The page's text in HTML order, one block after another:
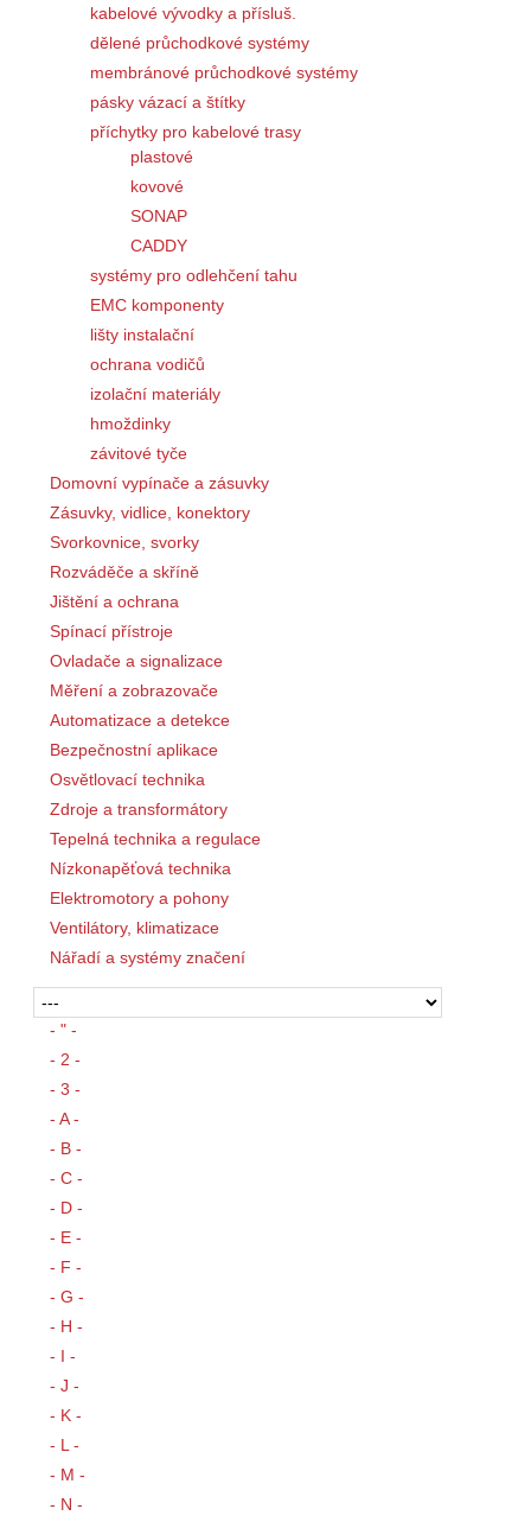
kabelové vývodky a přísluš.
dělené průchodkové systémy
membránové průchodkové systémy
pásky vázací a štítky
příchytky pro kabelové trasy
plastové
kovové
SONAP
CADDY
systémy pro odlehčení tahu
EMC komponenty
lišty instalační
ochrana vodičů
izolační materiály
hmoždinky
závitové tyče
Domovní vypínače a zásuvky
Zásuvky, vidlice, konektory
Svorkovnice, svorky
Rozváděče a skříně
Jištění a ochrana
Spínací přístroje
Ovladače a signalizace
Měření a zobrazovače
Automatizace a detekce
Bezpečnostní aplikace
Osvětlovací technika
Zdroje a transformátory
Tepelná technika a regulace
Nízkonapěťová technika
Elektromotory a pohony
Ventilátory, klimatizace
Nářadí a systémy značení
- " -
- 2 -
- 3 -
- A -
- B -
- C -
- D -
- E -
- F -
- G -
- H -
- I -
- J -
- K -
- L -
- M -
- N -